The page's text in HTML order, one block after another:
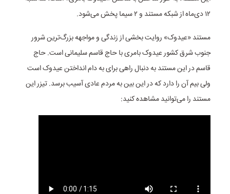
۱۲ دی‌ماه از شبکه مستند و ۲ سیما پخش می‌شود.
مستند «عیدوک» روایت بخشی از زندگی و مواجهه بزرگ‌ترین شرور
جنوب شرق کشور عیدوک بامری با حاج قاسم سلیمانی است. حاج
قاسم در این مستند به دنبال راهی برای به دام انداختن عیدوک است
ولی بیم آن را دارد که در این بین به مردم عادی آسیب برسد. تیزر این
مستند را می‌توانید مشاهده کنید: